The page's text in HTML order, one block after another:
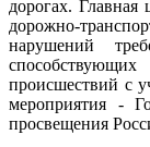
дорогах. Главная
дорожно-
нарушений
происшествий с
мероприятия -
просвещения